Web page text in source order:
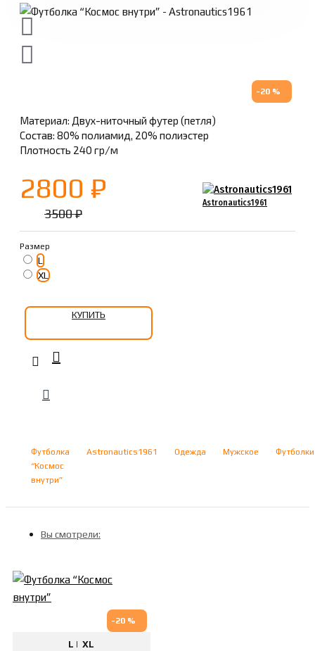
-20 %
Материал: Двух-ниточный футер (петля)
Состав: 80% полиамид, 20% полиэстер
Плотность 240 гр/м
2800 ₽
3500 ₽
Astronautics1961
Размер
L
XL
КУПИТЬ
Футболка
“Космос
внутри”
Astronautics1961 Одежда Мужское Футболки
Вы смотрели:
-20 %
L | XL